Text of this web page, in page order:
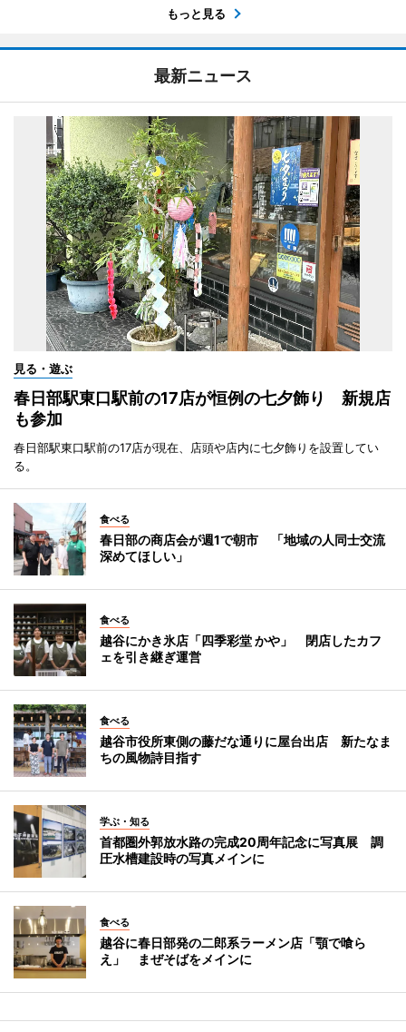
もっと見る
最新ニュース
見る・遊ぶ
春日部駅東口駅前の17店が恒例の七夕飾り 新規店
も参加
春日部駅東口駅前の17店が現在、店頭や店内に七夕飾りを設置してい
る。
食べる
春日部の商店会が週1で朝市 「地域の人同士交流
深めてほしい」
食べる
越谷にかき氷店「四季彩堂 かや」 閉店したカフ
ェを引き継ぎ運営
食べる
越谷市役所東側の藤だな通りに屋台出店 新たなま
ちの風物詩目指す
学ぶ・知る
首都圏外郭放水路の完成20周年記念に写真展 調
圧水槽建設時の写真メインに
食べる
越谷に春日部発の二郎系ラーメン店「顎で喰ら
え」 まぜそばをメインに